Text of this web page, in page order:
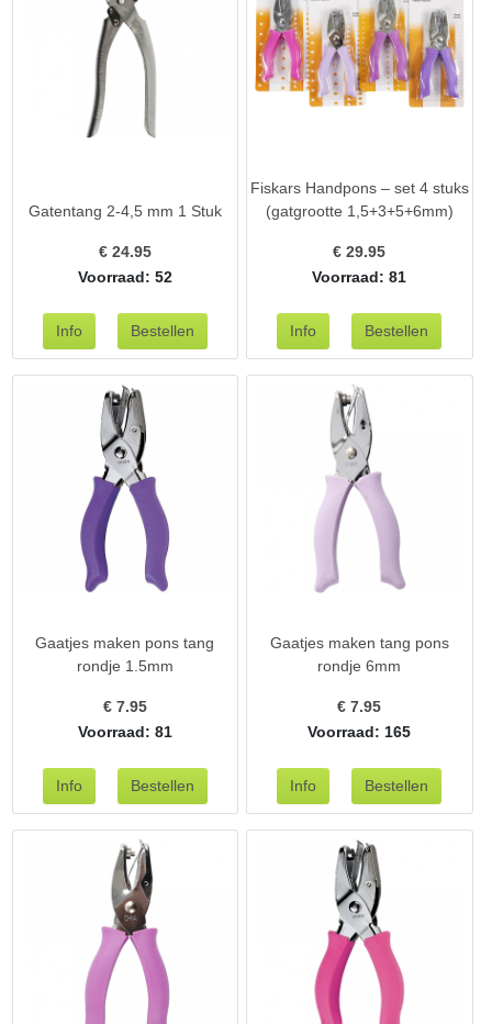
Gatentang 2-4,5 mm 1 Stuk
€ 24.95
Voorraad: 52
Fiskars Handpons – set 4 stuks
(gatgrootte 1,5+3+5+6mm)
€29.95
Voorraad: 81
Gaatjes maken pons tang
rondje 1.5mm
€ 7.95
Voorraad: 81
Gaatjes maken tang pons
rondje 6mm
€7.95
Voorraad: 165